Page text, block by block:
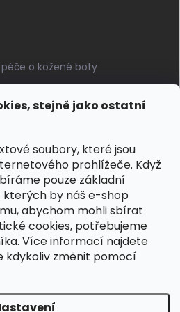
stejně jako ostatní
soubory, které jsou
prohlížeče. Když
pouze základní
kterých by náš e-shop
abychom mohli sbírat
cookies, potřebujeme
Více informací najdete
kdykoliv změnit pomocí
o kožené boty
vůně pravé kůže, dotek
spongr.cz